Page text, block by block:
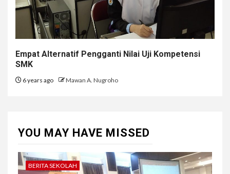
Empat Alternatif Pengganti Nilai Uji Kompetensi
SMK
6 years ago Mawan A. Nugroho
YOU MAY HAVE MISSED
BERITA SEKOLAH